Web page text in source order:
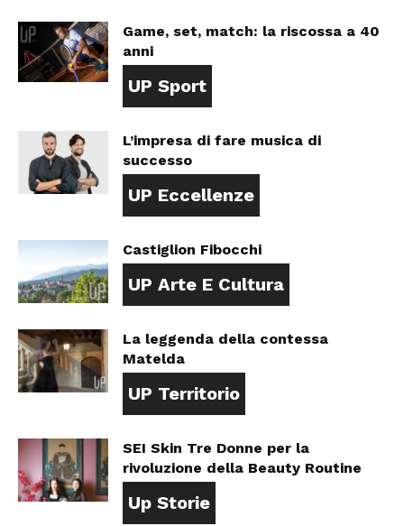
Game, set, match: la riscossa a 40
anni
UP Sport
L’impresa di fare musica di
successo
UP Eccellenze
Castiglion Fibocchi
UP Arte E Cultura
La leggenda della contessa
Matelda
UP Territorio
SEI Skin Tre Donne per la
rivoluzione della Beauty Routine
Up Storie